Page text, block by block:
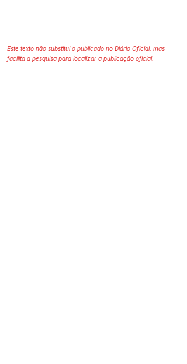
Este texto não substitui o publicado no Diário Oficial, mas
facilita a pesquisa para localizar a publicação oficial.